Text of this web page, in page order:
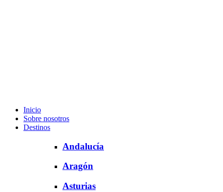
Inicio
Sobre nosotros
Destinos
Andalucía
Aragón
Asturias